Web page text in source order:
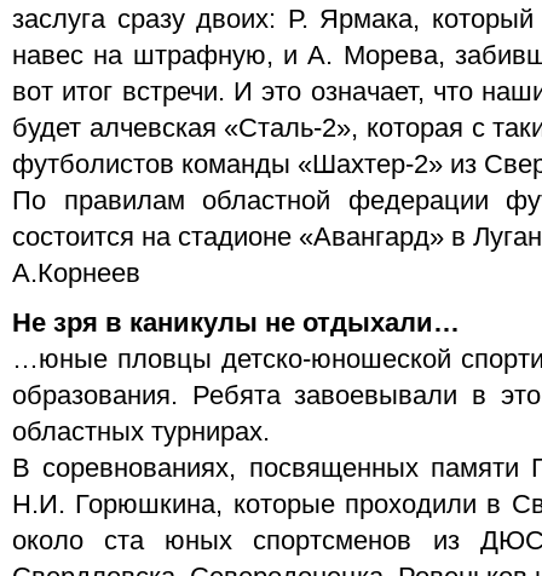
заслуга сразу двоих: Р. Ярмака,
навес на штрафную, и А. Морева,
вот итог встречи. И это означает, что
будет алчевская «Сталь-2», которая с
футболистов команды «Шахтер-2» из
По правилам областной федерации
состоится на стадионе «Авангард» в
А.Корнеев
Не зря в каникулы не отдыхали…
…юные пловцы детско-юношеской
образования. Ребята завоевывали в
областных турнирах.
В соревнованиях, посвященных памяти
Н.И. Горюшкина, которые проходили в
около ста юных спортсменов из